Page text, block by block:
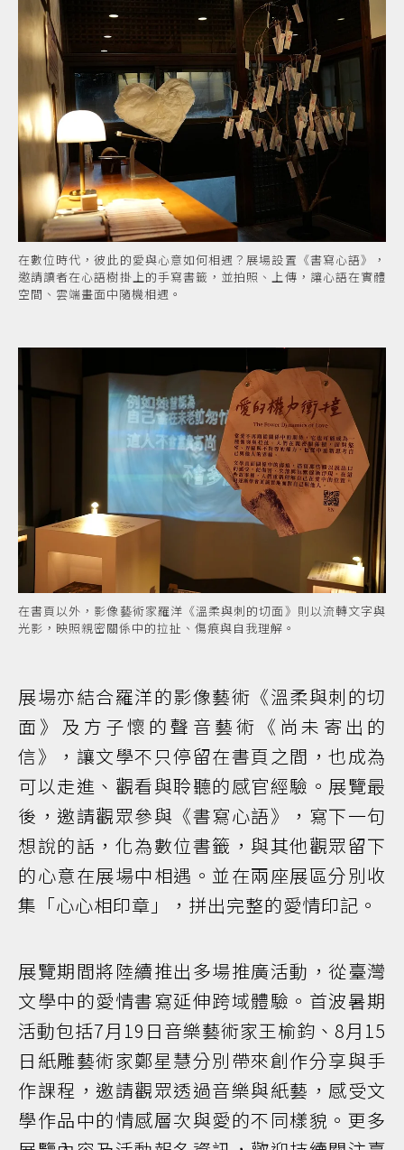
在數位時代，彼此的愛與心意如何相遇？展場設置《書寫心語》，
邀請讀者在心語樹掛上的手寫書籤，並拍照、上傳，讓心語在實體
空間、雲端畫面中隨機相遇。
在書頁以外，影像藝術家羅洋《溫柔與刺的切面》則以流轉文字與
光影，映照親密關係中的拉扯、傷痕與自我理解。
展場亦結合羅洋的影像藝術《溫柔與刺的切
面》及方子懷的聲音藝術《尚未寄出的
信》，讓文學不只停留在書頁之間，也成為
可以走進、觀看與聆聽的感官經驗。展覽最
後，邀請觀眾參與《書寫心語》，寫下一句
想說的話，化為數位書籤，與其他觀眾留下
的心意在展場中相遇。並在兩座展區分別收
集「心心相印章」，拼出完整的愛情印記。
展覽期間將陸續推出多場推廣活動，從臺灣
文學中的愛情書寫延伸跨域體驗。首波暑期
活動包括7月19日音樂藝術家王榆鈞、8月15
日紙雕藝術家鄭星慧分別帶來創作分享與手
作課程，邀請觀眾透過音樂與紙藝，感受文
學作品中的情感層次與愛的不同樣貌。更多